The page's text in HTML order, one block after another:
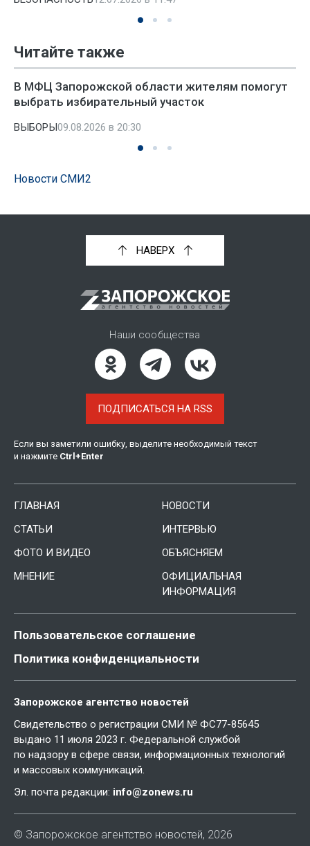
Читайте также
В МФЦ Запорожской области жителям помогут
выбрать избирательный участок
ВЫБОРЫ09.08.2026 в 20:30
Новости СМИ2
НАВЕРХ
Наши сообщества
ПОДПИСАТЬСЯ НА RSS
Если вы заметили ошибку, выделите необходимый текст
и нажмите Ctrl +Enter
ГЛАВНАЯ
НОВОСТИ
СТАТЬИ
ИНТЕРВЬЮ
ФОТО И ВИДЕО
ОБЪЯСНЯЕМ
МНЕНИЕ
ОФИЦИАЛЬНАЯ
ИНФОРМАЦИЯ
Пользовательское соглашение
Политика конфиденциальности
Запорожское агентство новостей
Свидетельство о регистрации СМИ № ФС77-85645
выдано 11 июля 2023 г. Федеральной службой
по надзору в сфере связи, информационных технологий
и массовых коммуникаций.
Эл. почта редакции: info@zonews.ru
© Запорожское агентство новостей, 2026